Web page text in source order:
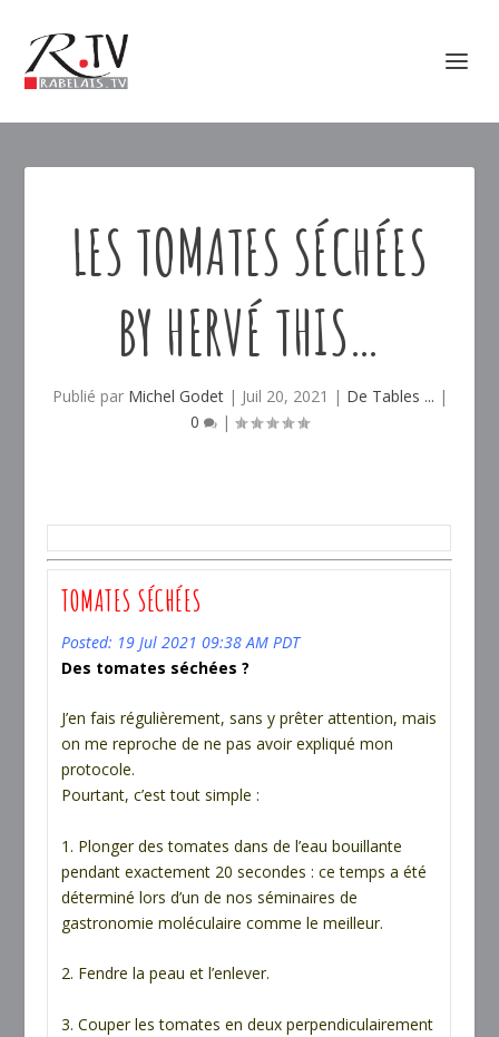
LES TOMATES SÉCHÉES
BY HERVÉ THIS…
Publié par Michel Godet| Juil 20, 2021 | De Tables ... |
0
|
TOMATES SÉCHÉES
Posted: 19 Jul 2021 09:38 AM PDT
Des tomates séchées ?
J’en fais régulièrement, sans y prêter attention, mais
on me reproche de ne pas avoir expliqué mon
protocole.
Pourtant, c’est tout simple :
1. Plonger des tomates dans de l’eau bouillante
pendant exactement 20 secondes : ce temps a été
déterminé lors d’un de nos séminaires de
gastronomie moléculaire comme le meilleur.
2. Fendre la peau et l’enlever.
3. Couper les tomates en deux perpendiculairement